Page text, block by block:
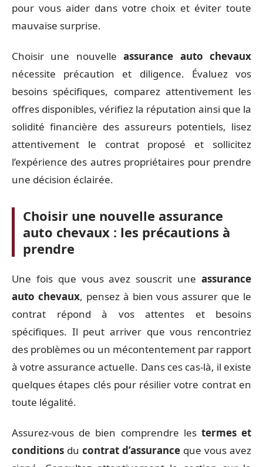
pour vous aider dans votre choix et éviter toute
mauvaise surprise.
Choisir une nouvelleassurance auto chevaux
nécessite précaution et diligence. Évaluez vos
besoins spécifiques, comparez attentivement les
offres disponibles, vérifiez la réputation ainsi que la
solidité financière des assureurs potentiels, lisez
attentivement le contrat proposé et sollicitez
l’expérience des autres propriétaires pour prendre
une décision éclairée.
Choisir une nouvelle assurance
auto chevaux : les précautions à
prendre
Une fois que vous avez souscrit une assurance
auto chevaux, pensez à bien vous assurer que le
contrat répond à vos attentes et besoins
spécifiques. Il peut arriver que vous rencontriez
des problèmes ou un mécontentement par rapport
à votre assurance actuelle. Dans ces cas-là, il existe
quelques étapes clés pour résilier votre contrat en
toute légalité.
Assurez-vous de bien comprendre les termes et
conditions du contrat d’assurance que vous avez